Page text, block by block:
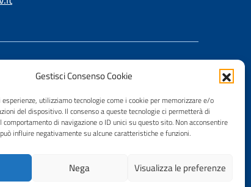
Gestisci Consenso Cookie
utilizziamo tecnologie come i cookie per memorizzare e/o
del dispositivo. Il consenso a queste tecnologie ci permetterà di
di navigazione o ID unici su questo sito. Non acconsentire
influire negativamente su alcune caratteristiche e funzioni.
Nega Visualizza le preferenze